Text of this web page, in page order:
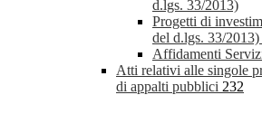
d.lgs. 33/2013)
Progetti di
del d.lgs. 33/2013)
Affidamenti
Atti relativi alle singole
di appalti pubblici 232